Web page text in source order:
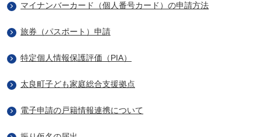
マイナンバーカード（個人番号カード）の申請方法
旅券（パスポート）申請
特定個人情報保護評価（PIA）
太良町子ども家庭総合支援拠点
電子申請の戸籍情報連携について